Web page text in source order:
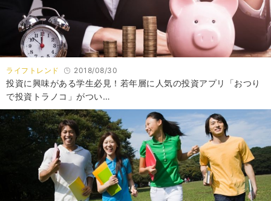
ライフトレンド 2018/08/30
投資に興味がある学生必見！若年層に人気の投資アプリ「おつり
で投資トラノコ」がつい…